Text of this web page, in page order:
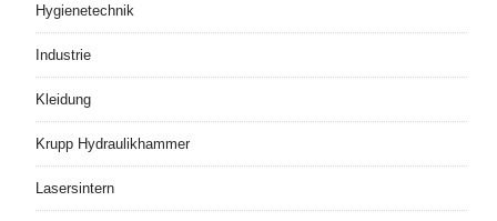
Hygienetechnik
Industrie
Kleidung
Krupp Hydraulikhammer
Lasersintern